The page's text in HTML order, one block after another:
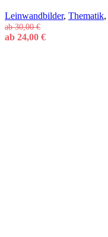
Leinwandbilder, Thematik,
ab30,00€
ab 24,00 €